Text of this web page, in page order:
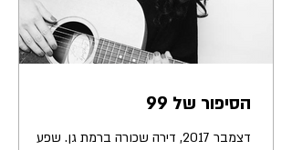
הסיפור של 99
דצמבר 2017, דירה שכורה ברמת גן. שפע